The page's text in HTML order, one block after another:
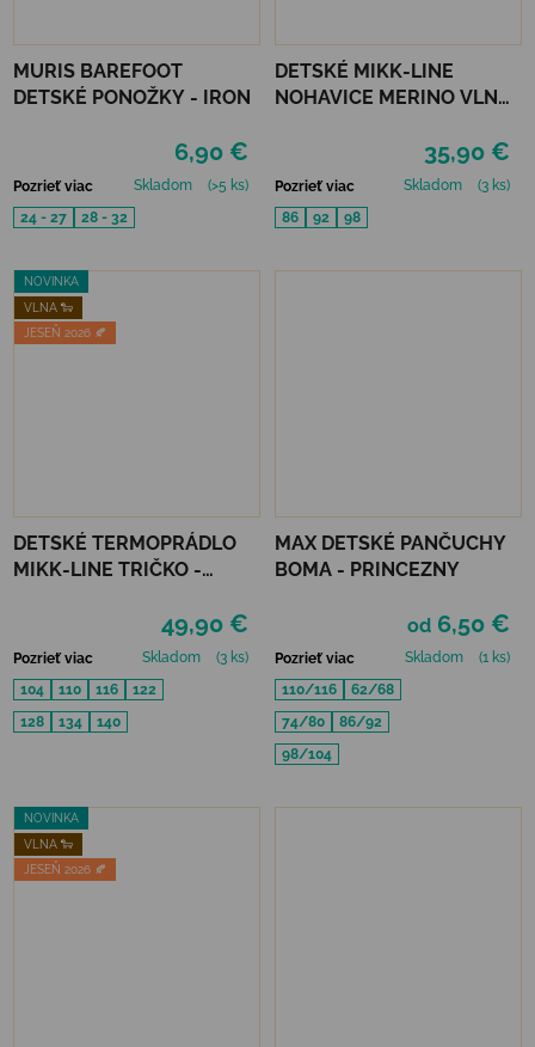
MURIS BAREFOOT
DETSKÉ PONOŽKY - IRON
6,90 €
Pozrieť viac Skladom
(>5 ks)
24 - 27
28 - 32
DETSKÉ MIKK-LINE
NOHAVICE MERINO VLNA
35,90 €
Pozrieť viac Skladom
(3 ks)
86
92 98
NOVINKA
VLNA 🐑
JESEŇ 2026 🍂
DETSKÉ TERMOPRÁDLO
MIKK-LINE TRIČKO -
49,90 €
Pozrieť viac Skladom
(3 ks)
104
110 116
122
128
134 140
MAX DETSKÉ PANČUCHY
BOMA - PRINCEZNY
od 6,50 €
Pozrieť viac Skladom
(1 ks)
110/116
62/68
74/80
86/92
98/104
NOVINKA
VLNA 🐑
JESEŇ 2026 🍂